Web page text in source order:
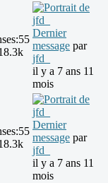
55
Dernier
message par
jfd_
il y a 7 ans 11
mois
55
Dernier
message par
jfd_
il y a 7 ans 11
mois